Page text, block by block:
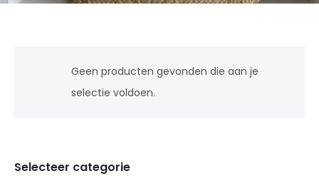
Geen producten gevonden die aan je
selectie voldoen.
Selecteer categorie